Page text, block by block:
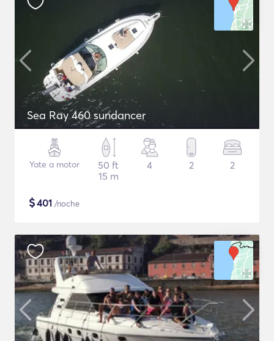
Sea Ray 460 sundancer
Yate a motor
50 ft
15 m
4 2 2
$401 /noche